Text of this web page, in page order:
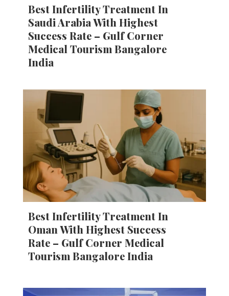
Best Infertility Treatment In
Saudi Arabia With Highest
Success Rate – Gulf Corner
Medical Tourism Bangalore
India
Best Infertility Treatment In
Oman With Highest Success
Rate – Gulf Corner Medical
Tourism Bangalore India